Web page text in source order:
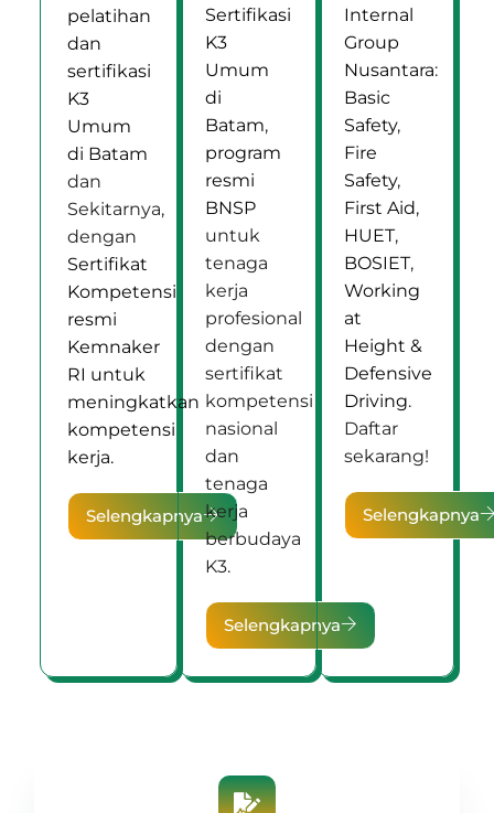
pelatihan
dan
sertifikasi
K3
Umum
di Batam
dan
Sekitarnya,
dengan
Sertifikat
Kompetensi
resmi
Kemnaker
RI untuk
meningkatkan
kompetensi
kerja.
Selengkapnya
Sertifikasi
K3
Umum
di
Batam,
program
resmi
BNSP
untuk
tenaga
kerja
profesional
dengan
sertifikat
kompetensi
nasional
dan
tenaga
kerja
berbudaya
K3.
Selengkapnya
Internal
Group
Nusantara:
Basic
Safety,
Fire
Safety,
First Aid,
HUET,
BOSIET,
Working
at
Height &
Defensive
Driving.
Daftar
sekarang!
Selengkapnya